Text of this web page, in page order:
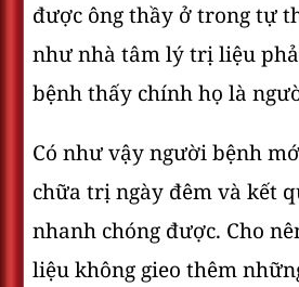
được ông thầy ở trong tự
như nhà tâm lý trị liệu
bệnh thấy chính họ là
Có như vậy người bệnh
chữa trị ngày đêm và kết
nhanh chóng được. Cho
liệu không gieo thêm